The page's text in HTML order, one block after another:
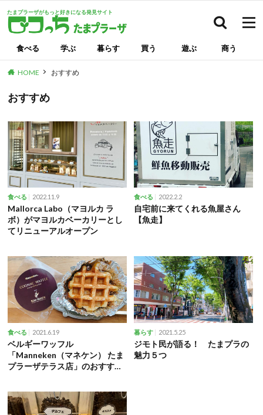
たまプラーザがもっと好きになる発見サイト
食べる 学ぶ 暮らす 買う 遊ぶ 商う
HOME おすすめ
おすすめ
食べる 2022.11.9
Mallorca Labo（マヨルカ ラ
ボ）がマヨルカベーカリーとし
てリニューアルオープン
食べる 2022.2.2
自宅前に来てくれる魚屋さん
【魚走】
食べる 2021.6.19
ベルギーワッフル
「Manneken（マネケン） たま
プラーザテラス店」のおすすめ
暮らす 2021.5.25
ジモト民が語る！ たまプラの
魅力５つ